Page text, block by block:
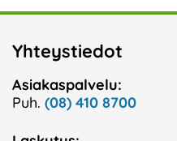
Yhteystiedot
Asiakaspalvelu:
Puh. (08) 410 8700